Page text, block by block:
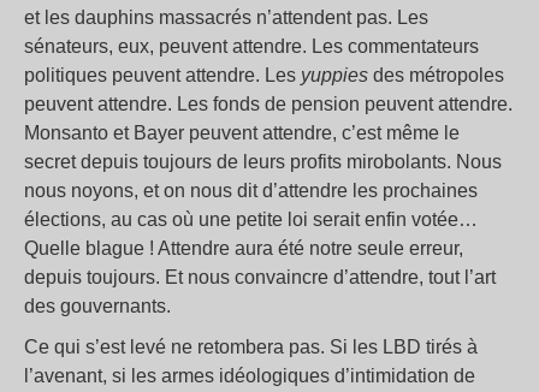
et les dauphins massacrés n’attendent pas. Les
sénateurs, eux, peuvent attendre. Les commentateurs
politiques peuvent attendre. Les yuppies des métropoles
peuvent attendre. Les fonds de pension peuvent attendre.
Monsanto et Bayer peuvent attendre, c’est même le
secret depuis toujours de leurs profits mirobolants. Nous
nous noyons, et on nous dit d’attendre les prochaines
élections, au cas où une petite loi serait enfin votée…
Quelle blague ! Attendre aura été notre seule erreur,
depuis toujours. Et nous convaincre d’attendre, tout l’art
des gouvernants.
Ce qui s’est levé ne retombera pas. Si les LBD tirés à
l’avenant, si les armes idéologiques d’intimidation de